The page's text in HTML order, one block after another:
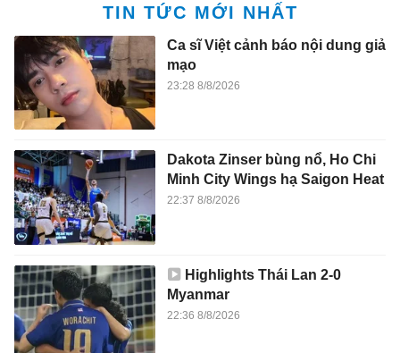
TIN TỨC MỚI NHẤT
Ca sĩ Việt cảnh báo nội dung giả
mạo
23:28 8/8/2026
Dakota Zinser bùng nổ, Ho Chi
Minh City Wings hạ Saigon Heat
22:37 8/8/2026
Highlights Thái Lan 2-0
Myanmar
22:36 8/8/2026